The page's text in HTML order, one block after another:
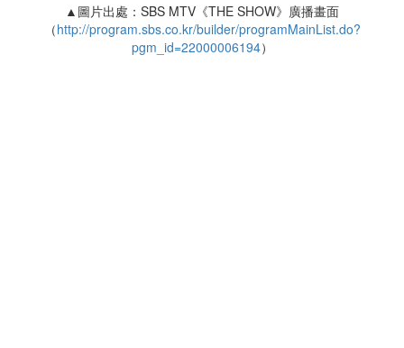
▲圖片出處：SBS MTV《THE SHOW》廣播畫面
（http://program.sbs.co.kr/builder/programMainList.do?
pgm_id=22000006194）